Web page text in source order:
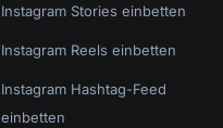
Instagram Stories einbetten
Instagram Reels einbetten
Instagram Hashtag-Feed
einbetten